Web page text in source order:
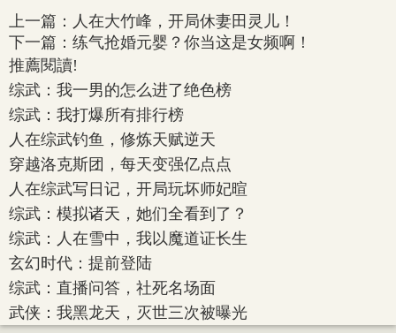
上一篇： 人在大竹峰，开局休妻田灵儿！
下一篇： 练气抢婚元婴？你当这是女频啊！
推薦閱讀!
综武：我一男的怎么进了绝色榜
综武：我打爆所有排行榜
人在综武钓鱼，修炼天赋逆天
穿越洛克斯团，每天变强亿点点
人在综武写日记，开局玩坏师妃暄
综武：模拟诸天，她们全看到了？
综武：人在雪中，我以魔道证长生
玄幻时代：提前登陆
综武：直播问答，社死名场面
武侠：我黑龙天，灭世三次被曝光